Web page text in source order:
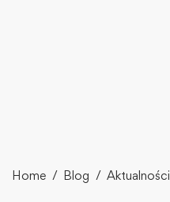
Home Blog Aktualności